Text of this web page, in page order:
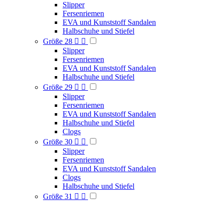
Slipper
Fersenriemen
EVA und Kunststoff Sandalen
Halbschuhe und Stiefel
Größe 28  
Slipper
Fersenriemen
EVA und Kunststoff Sandalen
Halbschuhe und Stiefel
Größe 29  
Slipper
Fersenriemen
EVA und Kunststoff Sandalen
Halbschuhe und Stiefel
Clogs
Größe 30  
Slipper
Fersenriemen
EVA und Kunststoff Sandalen
Clogs
Halbschuhe und Stiefel
Größe 31  